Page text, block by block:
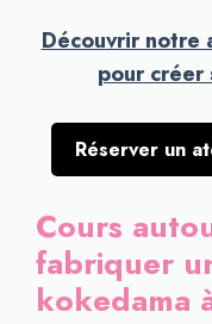
Découvrir notre
pour créer
Réserver un
Cours
fabriquer
kokedama